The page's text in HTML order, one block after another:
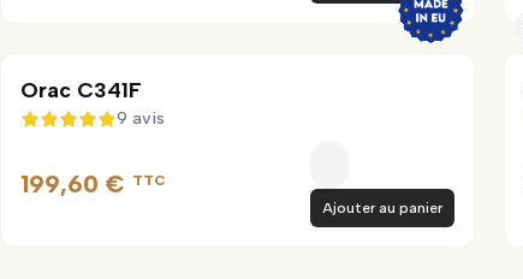
Orac C341F
4,9 sur 5
9 avis
199,60 € TTC
Ajouter au panier